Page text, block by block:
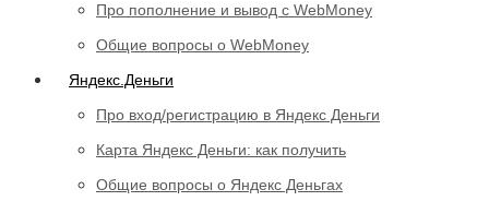
Про пополнение и вывод с WebMoney
Общие вопросы о WebMoney
Яндекс.Деньги
Про вход/регистрацию в Яндекс Деньги
Карта Яндекс Деньги: как получить
Общие вопросы о Яндекс Деньгах